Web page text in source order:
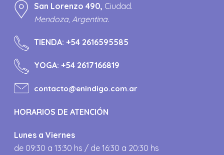
San Lorenzo 490, Ciudad.
Mendoza, Argentina.
TIENDA:+54 2616595585
YOGA:+54 2617166819
contacto@enindigo.com.ar
HORARIOS DE ATENCIÓN
Lunes a Viernes
de 09:30 a 13:30 hs / de 16:30 a 20:30 hs